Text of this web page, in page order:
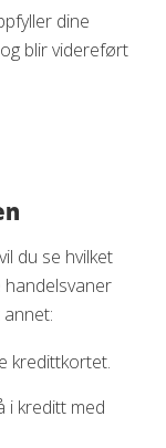
dine
blir videreført
du se hvilket
kredittkortet.
i kreditt med